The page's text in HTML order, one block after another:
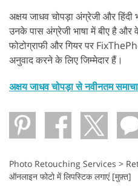
अक्षय जाधव चोपड़ा अंग्रेजी और हिंदी
उनके पास अंग्रेजी भाषा में बीए है और
फोटोग्राफी और गियर पर
अनुवाद करने के लिए जिम्मेदार हैं।
अक्षय जाधव चोपड़ा से नवीनतम
Photo Retouching Services >
ऑनलाइन फोटो में लिपस्टिक लगाएं [मुफ़्त]